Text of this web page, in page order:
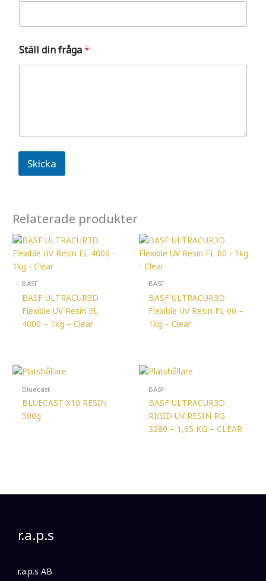
ö
r
t
o
r
Ställ din fråga*
Skicka
Relaterade produkter
BASF
BASF ULTRACUR3D
Flexible UV Resin EL
4000 – 1kg – Clear
BASF
BASF ULTRACUR3D
Flexible UV Resin FL 60 –
1kg – Clear
Bluecast
BLUECAST X10 RESIN
500g
BASF
BASF ULTRACUR3D
RIGID UV RESIN RG
3280 – 1,65 KG – CLEAR
r.a.p.s
r.a.p.s AB